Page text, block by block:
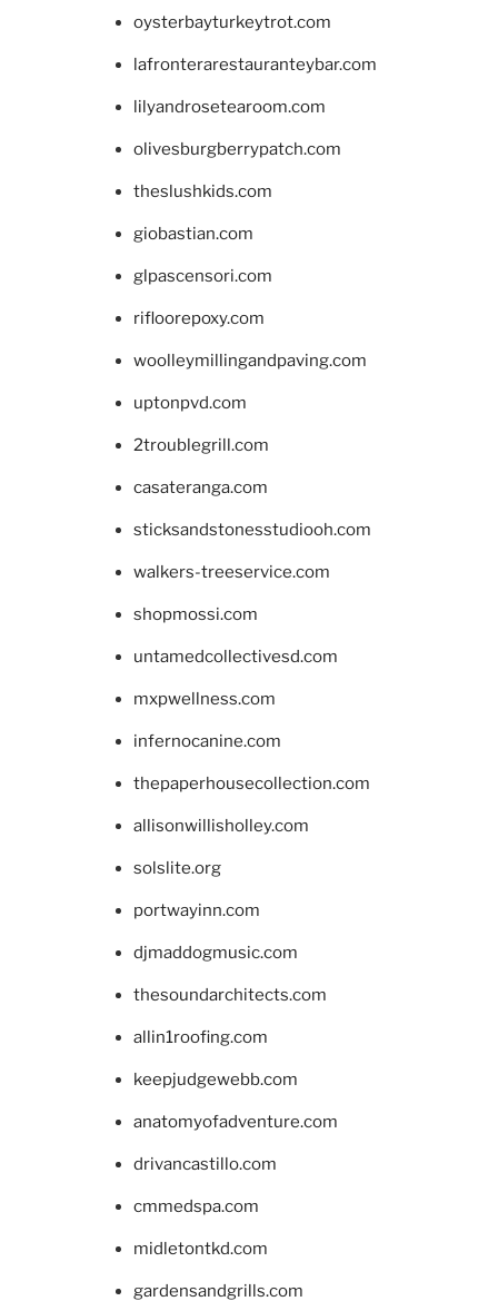
oysterbayturkeytrot.com
lafronterarestauranteybar.com
lilyandrosetearoom.com
olivesburgberrypatch.com
theslushkids.com
giobastian.com
glpascensori.com
rifloorepoxy.com
woolleymillingandpaving.com
uptonpvd.com
2troublegrill.com
casateranga.com
sticksandstonesstudiooh.com
walkers-treeservice.com
shopmossi.com
untamedcollectivesd.com
mxpwellness.com
infernocanine.com
thepaperhousecollection.com
allisonwillisholley.com
solslite.org
portwayinn.com
djmaddogmusic.com
thesoundarchitects.com
allin1roofing.com
keepjudgewebb.com
anatomyofadventure.com
drivancastillo.com
cmmedspa.com
midletontkd.com
gardensandgrills.com